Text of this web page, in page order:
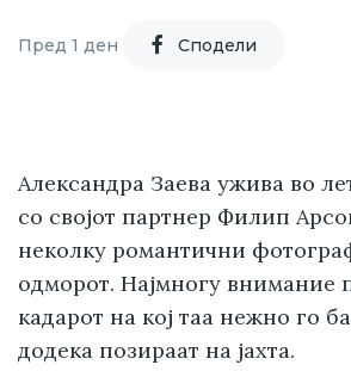
Пред 1 ден Cподели
Александра Заева ужива во
со својот партнер Филип
неколку романтични
одморот. Најмногу внимание
кадарот на кој таа нежно го
додека позираат на јахта.